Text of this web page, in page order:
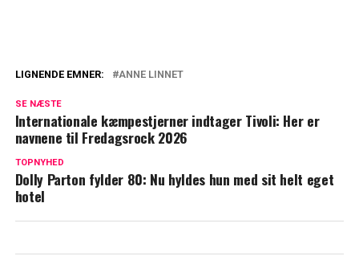
gang nogensinde
Dansk musiker hitter i Kina: Ligger
LIGNENDE EMNER: ANNE LINNET
SE NÆSTE
Internationale kæmpestjerner indtager Tivoli: Her er
navnene til Fredagsrock 2026
TOPNYHED
Dolly Parton fylder 80: Nu hyldes hun med sit helt eget
hotel